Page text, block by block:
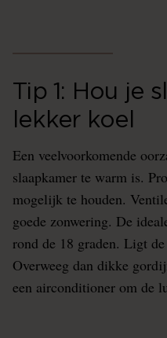
Tip 1: Hou je
lekker koel
Een veelvoorkomende
slaapkamer te warm is.
mogelijk te houden.
goede zonwering. De
rond de 18 graden. Ligt
Overweeg dan dikke
een airconditioner om de